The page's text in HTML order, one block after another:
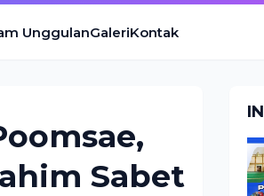
UnggulanGaleriKontak
Sabet